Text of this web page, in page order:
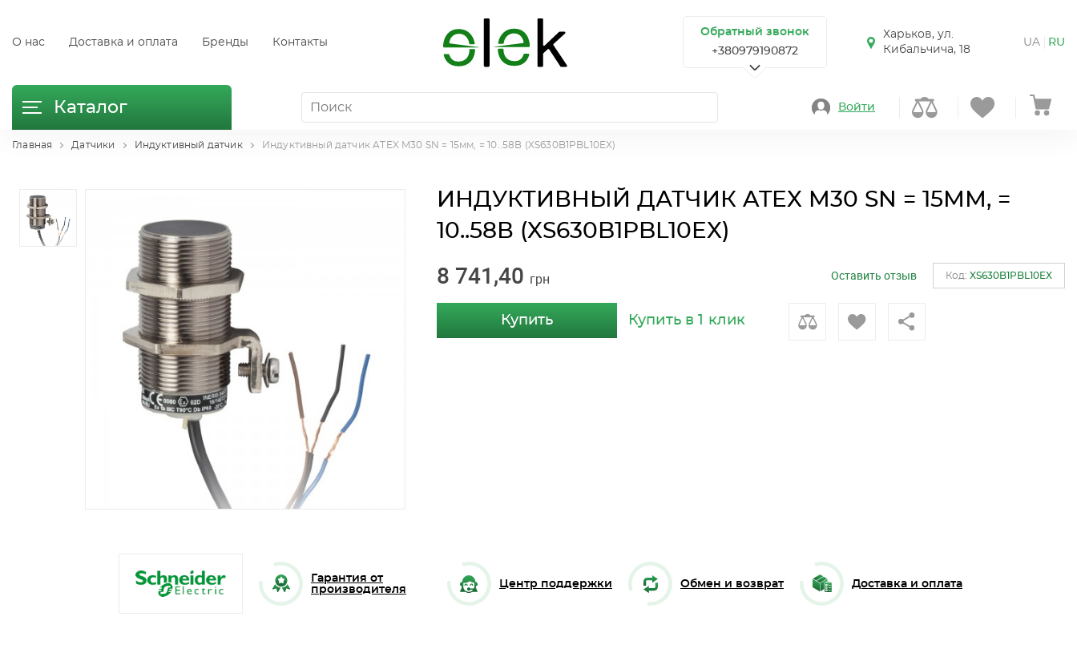
О нас Доставка и оплата Бренды Контакты
Обратный звонок
+380979190872
Харьков, ул.
Кибальчича, 18
UA RU
Каталог Войти
Главная Датчики Индуктивный датчик Индуктивный датчик ATEX M30 SN = 15мм, = 10..58В (XS630B1PBL10EX)
ИНДУКТИВНЫЙ ДАТЧИК ATEX M30 SN = 15ММ, =
10..58В (XS630B1PBL10EX)
8 741,40 грн Оставить отзыв Код: XS630B1PBL10EX
Купить Купить в 1 клик
Гарантия от
производителя
Центр поддержки Обмен и возврат Доставка и оплата